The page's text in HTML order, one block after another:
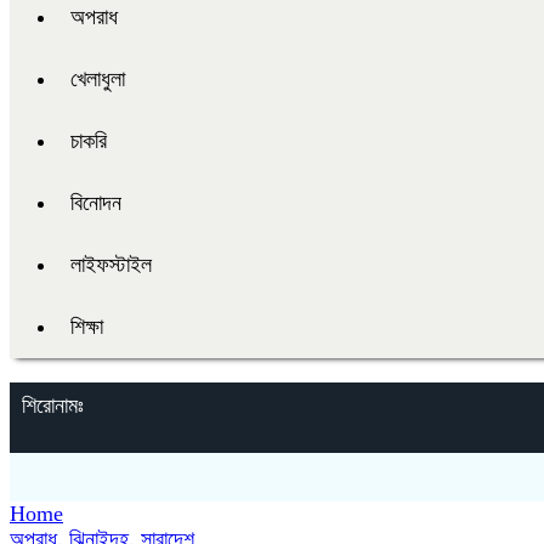
অপরাধ
খেলাধুলা
চাকরি
বিনোদন
লাইফস্টাইল
শিক্ষা
শিরোনামঃ
Home
অপরাধ, ঝিনাইদহ, সারাদেশ